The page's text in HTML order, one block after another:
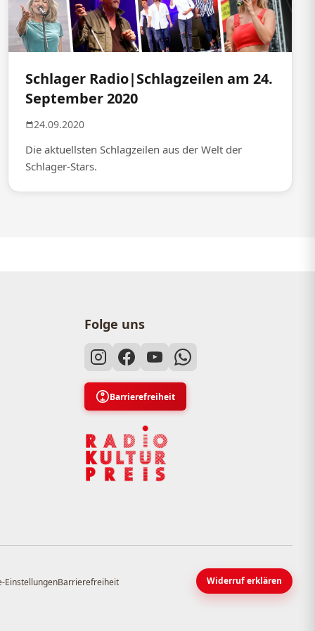
Schlager Radio|Schlagzeilen am 24.
September 2020
24.09.2020
Die aktuellsten Schlagzeilen aus der Welt der
Schlager-Stars.
Folge uns
Barrierefreiheit
EinstellungenBarrierefreiheit Widerruf erklären